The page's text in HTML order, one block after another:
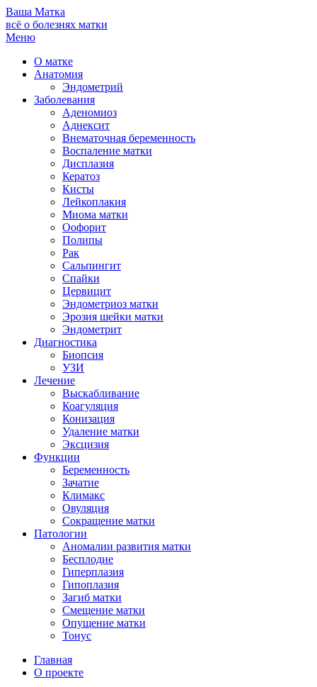
Ваша Матка
всё о болезнях матки
Меню
О матке
Анатомия
Эндометрий
Заболевания
Аденомиоз
Аднексит
Внематочная беременность
Воспаление матки
Дисплазия
Кератоз
Кисты
Лейкоплакия
Миома матки
Оофорит
Полипы
Рак
Сальпингит
Спайки
Цервицит
Эндометриоз матки
Эрозия шейки матки
Эндометрит
Диагностика
Биопсия
УЗИ
Лечение
Выскабливание
Коагуляция
Конизация
Удаление матки
Эксцизия
Функции
Беременность
Зачатие
Климакс
Овуляция
Сокращение матки
Патологии
Аномалии развития матки
Бесплодие
Гиперплазия
Гипоплазия
Загиб матки
Смещение матки
Опущение матки
Тонус
Главная
О проекте